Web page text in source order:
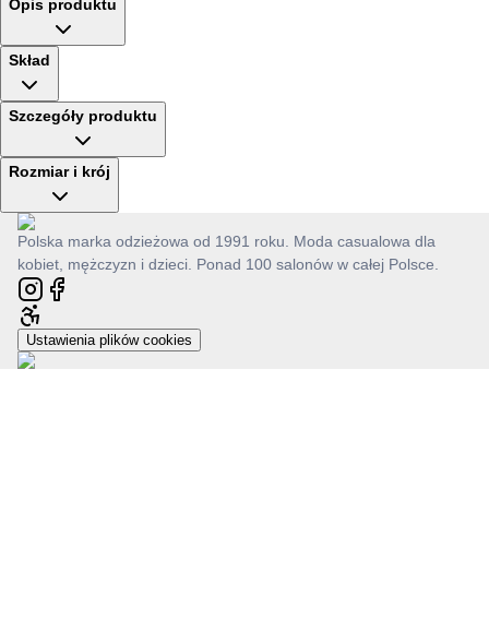
Opis produktu
Skład
Szczegóły produktu
Rozmiar i krój
Polska marka odzieżowa od 1991 roku. Moda casualowa dla
kobiet, mężczyzn i dzieci. Ponad 100 salonów w całej Polsce.
Ustawienia plików cookies